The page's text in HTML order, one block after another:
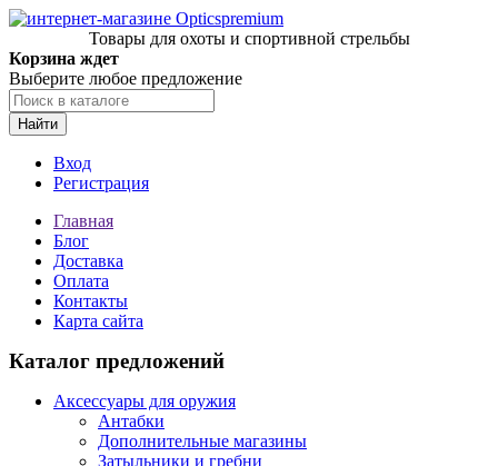
Товары для охоты и спортивной стрельбы
Корзина ждет
Выберите любое предложение
Найти
Вход
Регистрация
Главная
Блог
Доставка
Оплата
Контакты
Карта сайта
Каталог предложений
Аксессуары для оружия
Антабки
Дополнительные магазины
Затыльники и гребни